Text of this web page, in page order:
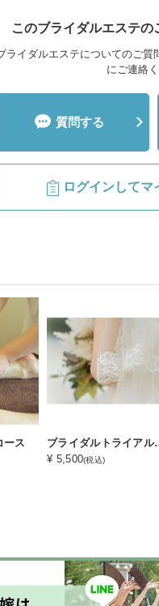
このブライダルエステの
ライダルエステについてのご
にご連絡く
質問する
ログインしてマ
ース
ブライダ
¥ 5,500(税込)